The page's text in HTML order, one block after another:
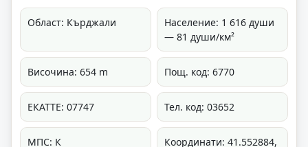
Област: Кърджали
Население: 1 616 души
— 81 души/км²
Височина: 654 m Пощ. код: 6770
ЕКАТТЕ: 07747 Тел. код: 03652
МПС: К
Координати: 41.552884,